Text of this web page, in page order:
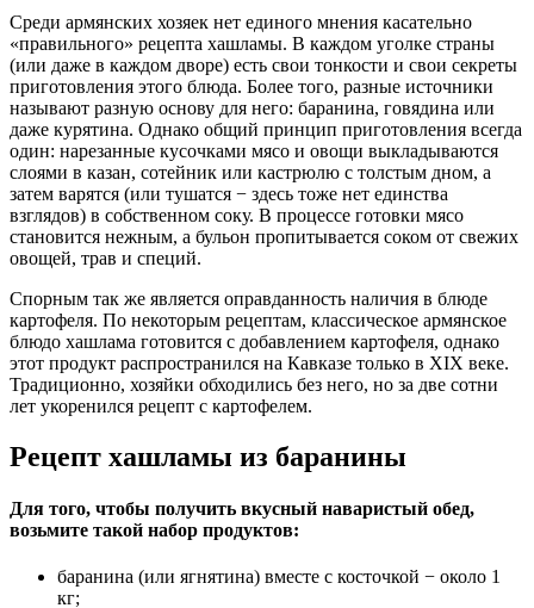
Среди армянских хозяек нет единого мнения касательно
«правильного» рецепта хашламы. В каждом уголке страны
(или даже в каждом дворе) есть свои тонкости и свои секреты
приготовления этого блюда. Более того, разные источники
называют разную основу для него: баранина, говядина или
даже курятина. Однако общий принцип приготовления всегда
один: нарезанные кусочками мясо и овощи выкладываются
слоями в казан, сотейник или кастрюлю с толстым дном, а
затем варятся (или тушатся − здесь тоже нет единства
взглядов) в собственном соку. В процессе готовки мясо
становится нежным, а бульон пропитывается соком от свежих
овощей, трав и специй.
Спорным так же является оправданность наличия в блюде
картофеля. По некоторым рецептам, классическое армянское
блюдо хашлама готовится с добавлением картофеля, однако
этот продукт распространился на Кавказе только в ХІХ веке.
Традиционно, хозяйки обходились без него, но за две сотни
лет укоренился рецепт с картофелем.
Рецепт хашламы из баранины
Для того, чтобы получить вкусный наваристый обед,
возьмите такой набор продуктов:
баранина (или ягнятина) вместе с косточкой − около 1
кг;